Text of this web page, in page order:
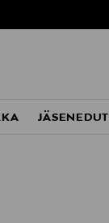
JÄSENEDUT